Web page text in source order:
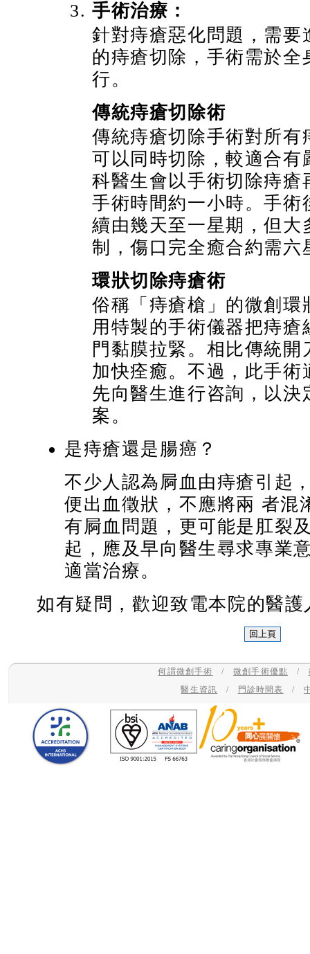
手術治療：
針對痔瘡惡化問題，需要
的痔瘡切除，手術需於全
行。
傳統痔瘡切除術
傳統痔瘡切除手術對所有
可以同時切除，較適合有
科醫生會以手術切除痔瘡
手術時間約一小時。手術
續由幾天至一星期，但大
制，傷口完全癒合約需六
環狀切除痔瘡術
俗稱「痔瘡槍」的微創環
用特製的手術儀器把痔
門黏膜拉緊。相比傳統
加快痊癒。不過，此手
先向醫生進行咨詢，以決
案。
是痔瘡還是腸癌？
不少人認為屙血由痔瘡引起
便出血徵狀，不應將兩 者混
有屙血問題，更可能是肛裂
起，應及早向醫生尋求專業
適當治療。
如有疑問，歡迎致電本院的醫護
何謂微創手術 /微創手術優點 /
醫生資訊 / 門診時間表 /